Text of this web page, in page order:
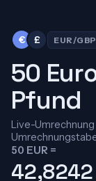
€ £ EUR/GBP
50
Pfund
Live-Umrechnung
50 EUR =
42,8242